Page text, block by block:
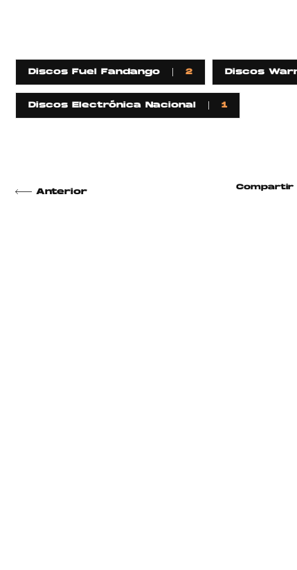
Discos Fuel Fandango 2 Discos
Discos Electrónica Nacional 1
Anterior
Compartir